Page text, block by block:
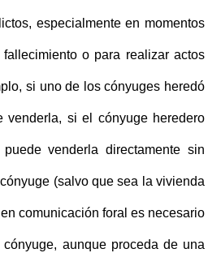
especialmente en momentos
o para realizar actos
si uno de los cónyuges heredó
venderla, si el cónyuge heredero
venderla directamente sin
(salvo que sea la vivienda
comunicación foral es necesario
aunque proceda de una